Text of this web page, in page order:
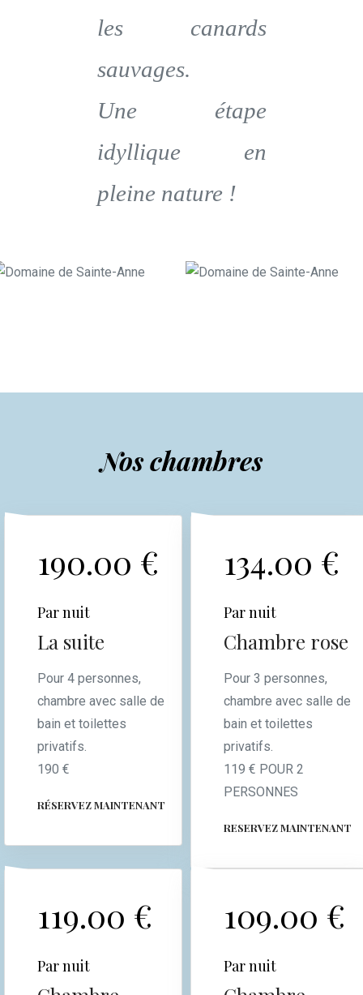
les canards
sauvages.
Une étape
idyllique en
pleine nature !
Nos chambres
190.00 €
Par nuit
La suite
Pour 4 personnes,
chambre avec salle de
bain et toilettes
privatifs.
190 €
RÉSERVEZ MAINTENANT
134.00 €
Par nuit
Chambre rose
Pour 3 personnes,
chambre avec salle de
bain et toilettes
privatifs.
119 € POUR 2
PERSONNES
RESERVEZ MAINTENANT
119.00 €
Par nuit
109.00 €
Par nuit